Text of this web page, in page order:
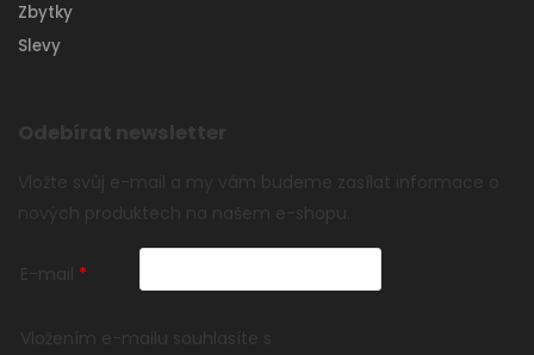
Zbytky
Slevy
Odebírat newsletter
Vložte svůj e-mail a my vám budeme zasílat informace o
nových produktech na našem e-shopu.
E-mail
Vložením e-mailu souhlasíte s